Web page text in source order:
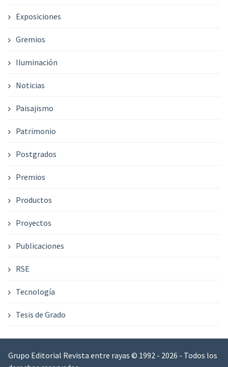
Exposiciones
Gremios
Iluminación
Noticias
Paisajismo
Patrimonio
Postgrados
Premios
Productos
Proyectos
Publicaciones
RSE
Tecnología
Tesis de Grado
Grupo Editorial Revista entre rayas © 1992 - 2026 - Todos los